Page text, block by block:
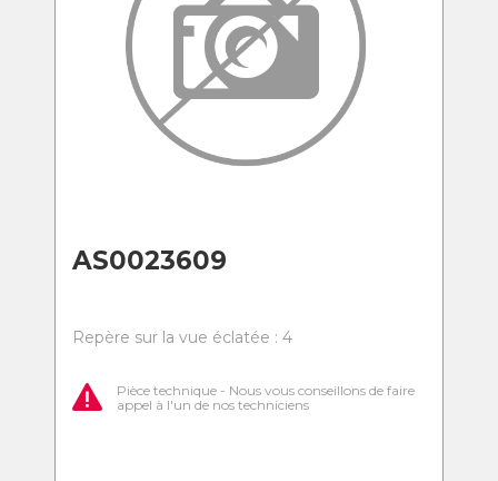
AS0023609
Repère sur la vue éclatée : 4
Pièce technique - Nous vous conseillons de faire
appel à l'un de nos techniciens